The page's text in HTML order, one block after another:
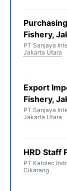
Fishery,
PT Sanjaya
Jakarta Utara
Export
Fishery,
PT Sanjaya
Jakarta Utara
HRD Staff
PT Katolec
Cikarang